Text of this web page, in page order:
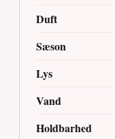
Duft
Sæson
Lys
Vand
Holdbarhed